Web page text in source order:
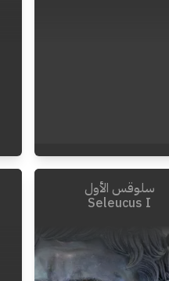
2016
سلوقس الأول
Seleucus I